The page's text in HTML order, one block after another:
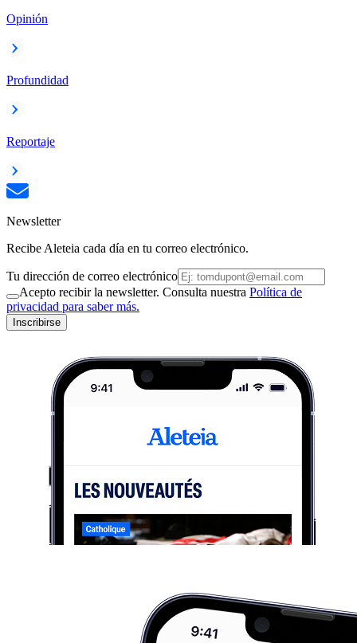
Opinión
Profundidad
Reportaje
Newsletter
Recibe Aleteia cada día en tu correo electrónico.
Tu dirección de correo electrónico
Acepto recibir la newsletter. Consulta nuestra Política de
privacidad para saber más.
Inscribirse